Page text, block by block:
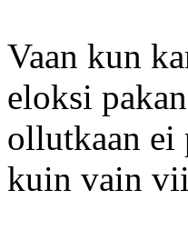
Vaan kun
eloksi
ollutkaan ei
kuin vain